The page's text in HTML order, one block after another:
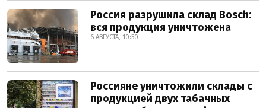
Россия разрушила склад Bosch:
вся продукция уничтожена
6 АВГУСТА, 10:50
Россияне уничтожили склады с
продукцией двух табачных